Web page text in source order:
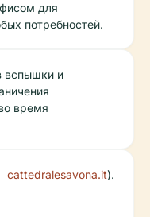
для
потребностей.
вспышки и
время
cattedralesavona.it).